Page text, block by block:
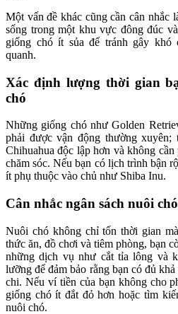
Một vấn đề khác cũng cần cân nhắc
sống trong một khu vực đông đúc
giống chó ít sủa để tránh gây khó
quanh.
Xác định lượng thời gian
chó
Những giống chó như Golden
phải được vận động thường
Chihuahua độc lập hơn và không
chăm sóc. Nếu bạn có lịch trình bận
ít phụ thuộc vào chủ như Shiba Inu.
Cân nhắc ngân sách nuôi chó
Nuôi chó không chỉ tốn thời gian
thức ăn, đồ chơi và tiêm phòng, bạn
những dịch vụ như cắt tỉa lông và
lưỡng để đảm bảo rằng bạn có đủ
chi. Nếu ví tiền của bạn không cho
giống chó ít đắt đỏ hơn hoặc tìm
nuôi chó.